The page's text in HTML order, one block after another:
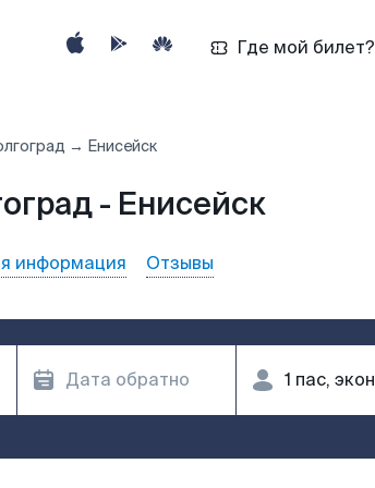
Где мой билет?
→ Енисейск
- Енисейск
информация Отзывы